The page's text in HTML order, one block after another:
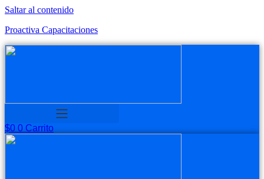
Saltar al contenido
Proactiva Capacitaciones
$0 0 Carrito